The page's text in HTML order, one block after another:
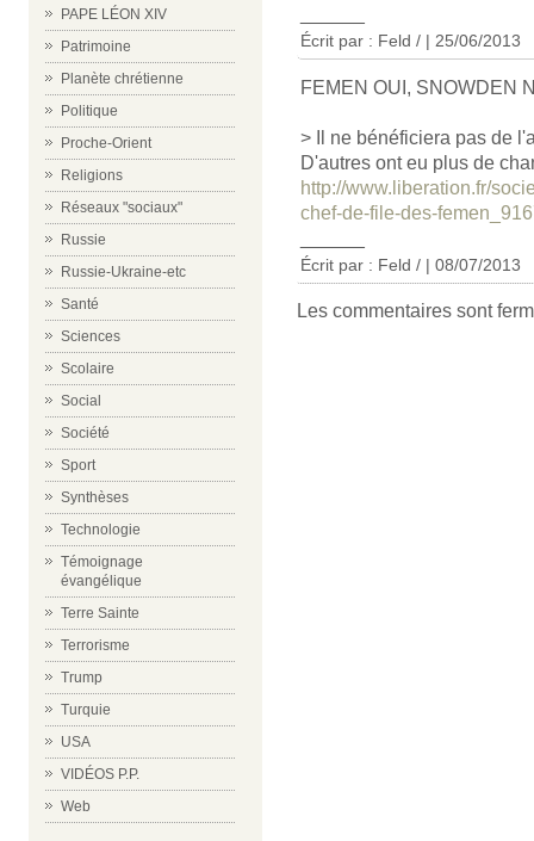
PAPE LÉON XIV
Patrimoine
Planète chrétienne
Politique
Proche-Orient
Religions
Réseaux "sociaux"
Russie
Russie-Ukraine-etc
Santé
Sciences
Scolaire
Social
Société
Sport
Synthèses
Technologie
Témoignage
évangélique
Terre Sainte
Terrorisme
Trump
Turquie
USA
VIDÉOS P.P.
Web
Écrit par : Feld / | 25/06/2013
FEMEN OUI, SNOWDEN
> Il ne bénéficiera pas de
D'autres ont eu plus de
http://www.liberation.fr/
chef-de-file-des-
Écrit par : Feld / | 08/07/2013
Les commentaires sont